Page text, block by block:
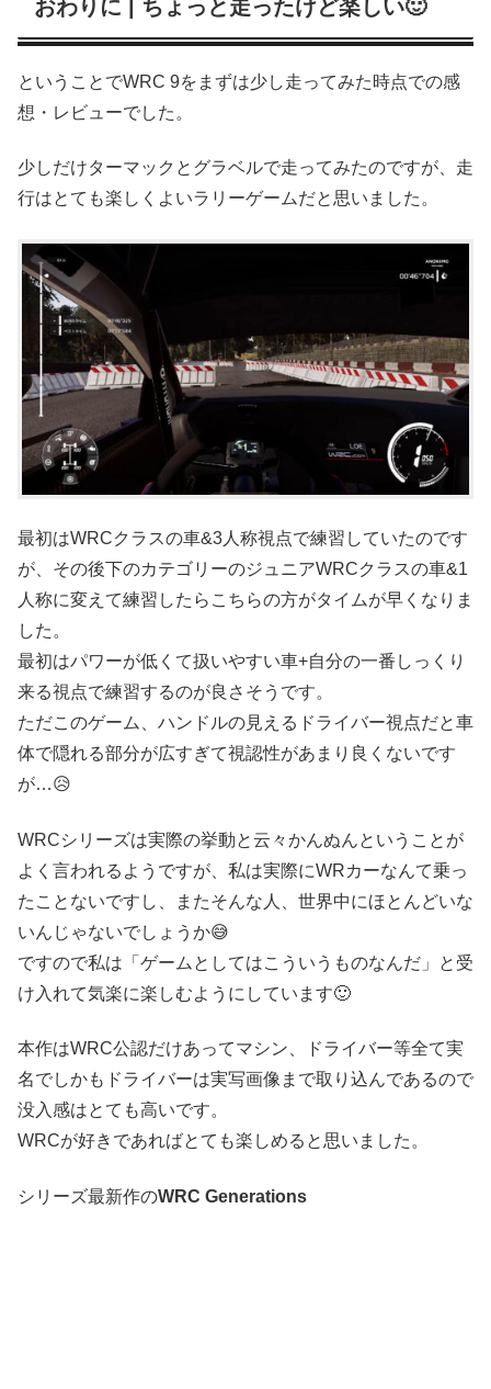
おわりに | ちょっと走ったけど楽しい🙂
ということでWRC 9をまずは少し走ってみた時点での感
想・レビューでした。
少しだけターマックとグラベルで走ってみたのですが、走
行はとても楽しくよいラリーゲームだと思いました。
最初はWRCクラスの車&3人称視点で練習していたのです
が、その後下のカテゴリーのジュニアWRCクラスの車&1
人称に変えて練習したらこちらの方がタイムが早くなりま
した。
最初はパワーが低くて扱いやすい車+自分の一番しっくり
来る視点で練習するのが良さそうです。
ただこのゲーム、ハンドルの見えるドライバー視点だと車
体で隠れる部分が広すぎて視認性があまり良くないです
が…😥
WRCシリーズは実際の挙動と云々かんぬんということが
よく言われるようですが、私は実際にWRカーなんて乗っ
たことないですし、またそんな人、世界中にほとんどいな
いんじゃないでしょうか😅
ですので私は「ゲームとしてはこういうものなんだ」と受
け入れて気楽に楽しむようにしています🙂
本作はWRC公認だけあってマシン、ドライバー等全て実
名でしかもドライバーは実写画像まで取り込んであるので
没入感はとても高いです。
WRCが好きであればとても楽しめると思いました。
シリーズ最新作のWRC Generations